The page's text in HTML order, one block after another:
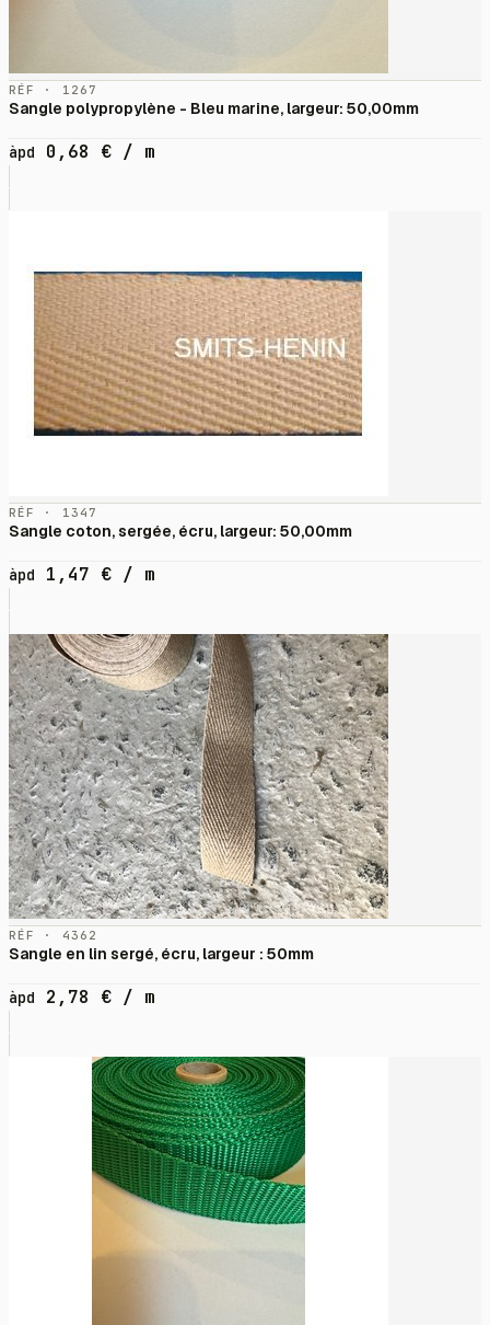
RÉF · 1267
Sangle polypropylène - Bleu marine, largeur: 50,00mm
àpd 0,68 € / m
RÉF · 1347
Sangle coton, sergée, écru, largeur: 50,00mm
àpd 1,47 € / m
RÉF · 4362
Sangle en lin sergé, écru, largeur : 50mm
àpd 2,78 € / m